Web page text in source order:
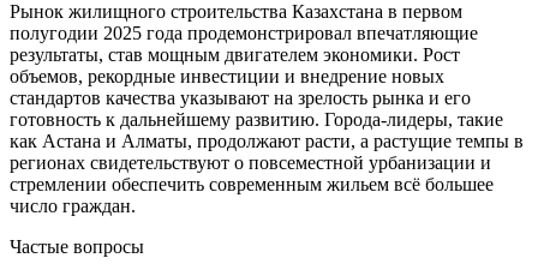
Рынок жилищного строительства Казахстана в первом
полугодии 2025 года продемонстрировал впечатляющие
результаты, став мощным двигателем экономики. Рост
объемов, рекордные инвестиции и внедрение новых
стандартов качества указывают на зрелость рынка и его
готовность к дальнейшему развитию. Города-лидеры, такие
как Астана и Алматы, продолжают расти, а растущие темпы в
регионах свидетельствуют о повсеместной урбанизации и
стремлении обеспечить современным жильем всё большее
число граждан.
Частые вопросы